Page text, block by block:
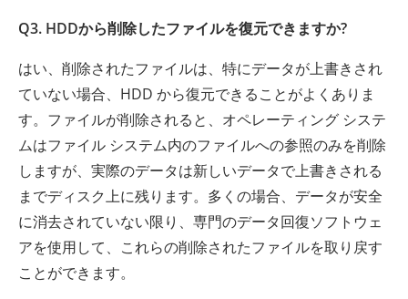
Q3. HDDから削除したファイルを復元できますか?
はい、削除されたファイルは、特にデータが上書きされ
ていない場合、HDD から復元できることがよくありま
す。ファイルが削除されると、オペレーティング システ
ムはファイル システム内のファイルへの参照のみを削除
しますが、実際のデータは新しいデータで上書きされる
までディスク上に残ります。多くの場合、データが安全
に消去されていない限り、専門のデータ回復ソフトウェ
アを使用して、これらの削除されたファイルを取り戻す
ことができます。